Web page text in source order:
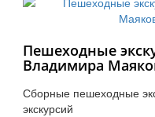
Пешеходные
Владимира
Сборные пешеходные
экскурсий